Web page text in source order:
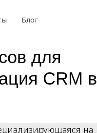
Блог
для
CRM в
на